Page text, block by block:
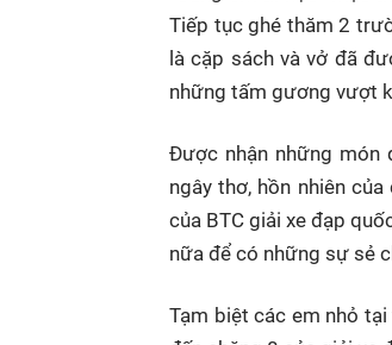
Tiếp tục ghé thăm 2
là cặp sách và vở đã
những tấm gương vượt
Được nhận những món
ngây thơ, hồn nhiên
của BTC giải xe đạp
nữa để có những sự sẻ
Tạm biệt các em nhỏ